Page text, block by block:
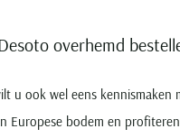
overhemd
u ook wel eens kennismaken
Europese bodem en